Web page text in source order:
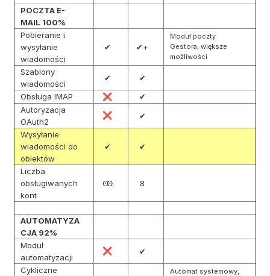
POCZTA E-
MAIL 100%
Pobieranie i
wysyłanie
wiadomości
✔ ✔+
Moduł poczty
Gestora, większe
możliwości
Szablony
wiadomości
✔
✔
Obsługa IMAP
❌
✔
Autoryzacja
OAuth2
❌
✔
Wysyłanie
wiadomości do
obiektów
✔ ✔
Liczba
obsługiwanych
kont
Ꙭ 8
AUTOMATYZA
CJA 92%
Moduł
automatyzacji
❌
✔
Cykliczne
Automat systemowy,